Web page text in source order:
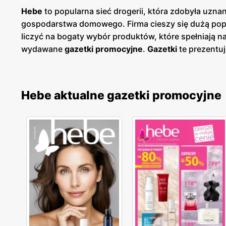
Hebe to popularna sieć drogerii, która zdobyła
gospodarstwa domowego. Firma cieszy się dużą
liczyć na bogaty wybór produktów, które spełniają
wydawane gazetki promocyjne. Gazetki te
planować swoje zakupy i korzystać z wyjątkowych
oraz porady dotyczące pielęgnacji skóry i włosów.
innowacyjność i ciągłe udoskonalanie swojej
oraz pielęgnacyjnych.
Hebe aktualne gazetki promocyjne